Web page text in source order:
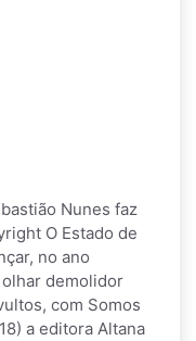
Nunes faz
O Estado de
no ano
demolidor
com Somos
a editora Altana